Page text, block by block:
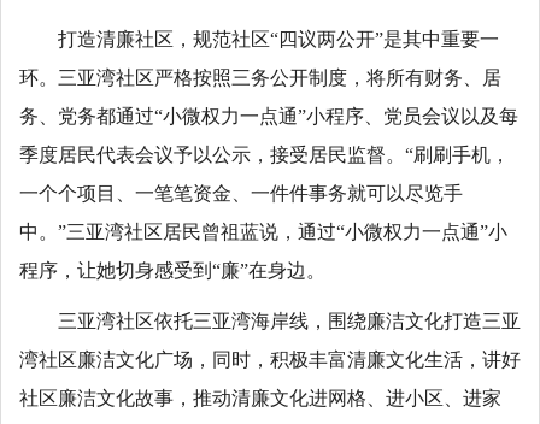
打造清廉社区，规范社区“四议两公开”是其中重要一
环。三亚湾社区严格按照三务公开制度，将所有财务、居
务、党务都通过“小微权力一点通”小程序、党员会议以及每
季度居民代表会议予以公示，接受居民监督。“刷刷手机，
一个个项目、一笔笔资金、一件件事务就可以尽览手
中。”三亚湾社区居民曾祖蓝说，通过“小微权力一点通”小
程序，让她切身感受到“廉”在身边。
三亚湾社区依托三亚湾海岸线，围绕廉洁文化打造三亚
湾社区廉洁文化广场，同时，积极丰富清廉文化生活，讲好
社区廉洁文化故事，推动清廉文化进网格、进小区、进家